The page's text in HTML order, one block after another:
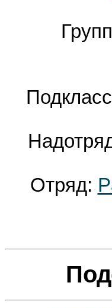
Отряд: